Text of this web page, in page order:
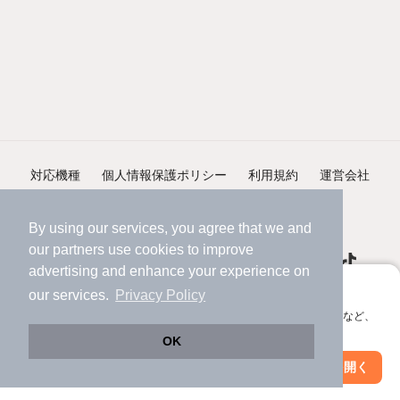
By using our services, you agree that we and
our partners use cookies to improve
advertising and enhance your experience on
our services.
Privacy Policy
OK
アプリに切り替えて、サクサクお部屋探し
会員登録なしですぐ使える。マップ検索やお気に入り保存など、
アプリを開く
絞り込み条件を変更
対応機種 個人情報保護ポリシー 利用規約 運営会社
©NIFTY Lifestyle Co., Ltd.